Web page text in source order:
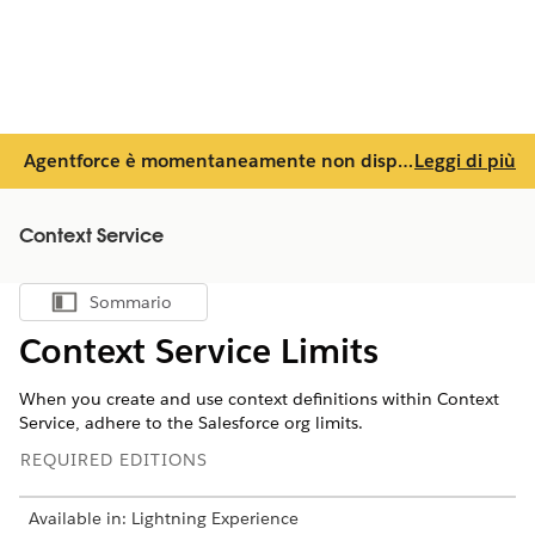
Agentforce è momentaneamente non disponibile. Riprova più tardi o vedi gli argomenti della Guida di seguito. Per un supporto aggiuntivo, contattaLeggi di più
Context Service
Mostra sommario
Sommario
Context Service Limits
When you create and use context definitions within Context
Service, adhere to the Salesforce org limits.
REQUIRED EDITIONS
Available in: Lightning Experience